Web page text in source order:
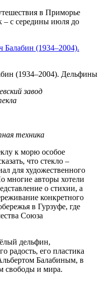
в Приморье
– с середины июля до
Балабин (1934–2004).
(1934–2004). Дельфины
завод
техника
к морю особое
что стекло –
для художественного
многие авторы хотели
о стихии, а
конкретного
в Гурзуфе, где
Союза
дельфин,
радость, его пластика
Балабиным, в
свободы и мира.